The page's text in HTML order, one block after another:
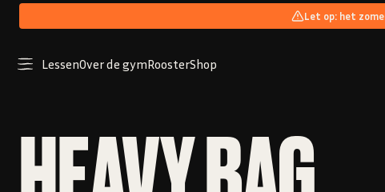
Let op: het
LessenOver de gymRoosterShop